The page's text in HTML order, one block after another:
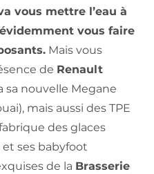
vous mettre l’eau à
vous faire
Mais vous
de Renault
sa nouvelle Megane
mais aussi des TPE
des glaces
et ses babyfoot
de la Brasserie